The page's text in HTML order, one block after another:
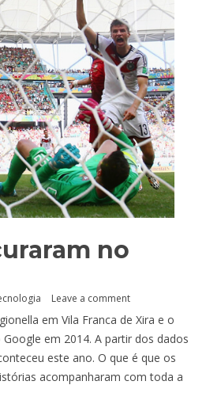
no
Leave a comment
em Vila Franca de Xira e o
em 2014. A partir dos dados
este ano. O que é que os
acompanharam com toda a